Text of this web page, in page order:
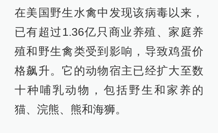
在美国野生水禽中发现该病毒以来，
已有超过1.36亿只商业养殖、家庭养
殖和野生禽类受到影响，导致鸡蛋价
格飙升。它的动物宿主已经扩大至数
十种哺乳动物，包括野生和家养的
猫、浣熊、熊和海狮。